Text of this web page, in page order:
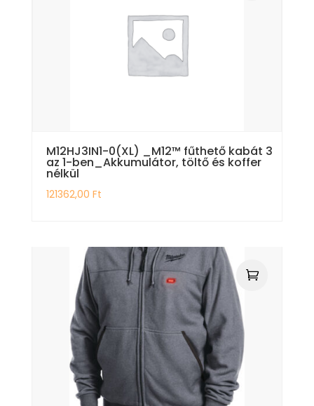
M12HJ3IN1-0(XL) _M12™ fűthető kabát 3
az 1-ben_Akkumulátor, töltő és koffer
nélkül
121362,00 Ft